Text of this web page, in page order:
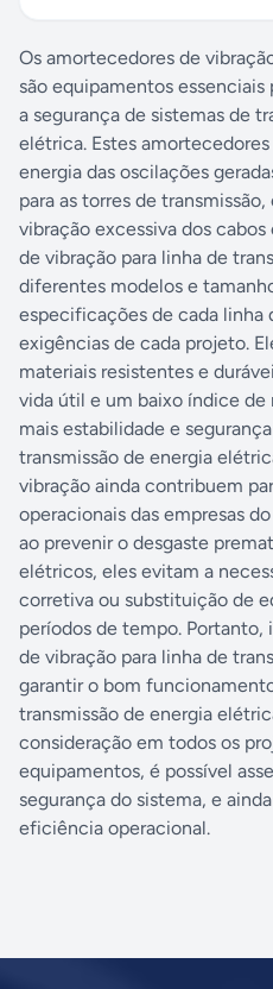
Os amortecedores de
são equipamentos
a segurança de sistemas de
elétrica. Estes
energia das oscilações
para as torres de
vibração excessiva dos
de vibração para linha de
diferentes modelos e
especificações de cada linha
exigências de cada projeto.
materiais resistentes e
vida útil e um baixo índice
mais estabilidade e
transmissão de energia
vibração ainda contribuem
operacionais das empresas
ao prevenir o desgaste
elétricos, eles evitam a
corretiva ou substituição de
períodos de tempo.
de vibração para linha de
garantir o bom
transmissão de energia
consideração em todos os
equipamentos, é possível
segurança do sistema, e
eficiência operacional.